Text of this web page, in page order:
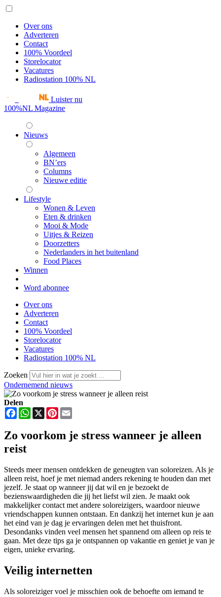
Over ons
Adverteren
Contact
100% Voordeel
Storelocator
Vacatures
Radiostation 100% NL
Luister nu
100%NL Magazine
Nieuws
Algemeen
BN’ers
Columns
Nieuwe editie
Lifestyle
Wonen & Leven
Eten & drinken
Mooi & Mode
Uitjes & Reizen
Doorzetters
Nederlanders in het buitenland
Food Places
Winnen
Word abonnee
Over ons
Adverteren
Contact
100% Voordeel
Storelocator
Vacatures
Radiostation 100% NL
Zoeken
Ondernemend nieuws
Delen
FacebookWhatsApp
X Pinterest
Zo voorkom je stress wanneer je alleen
reist
Steeds meer mensen ontdekken de geneugten van soloreizen. Als je
alleen reist, hoef je met niemad anders rekening te houden dan met
jezelf. Je staat op wanneer jij dat wil en je bezoekt de
bezienswaardigheden die jij het liefst wil zien. Je maakt ook
makkelijker contact met andere soloreizigers, waardoor nieuwe
vriendschappen kunnen ontstaan. En dankzij het internet kun je aan
het eind van je dag je ervaringen delen met het thuisfront.
Desondanks vinden veel mensen het spannend om alleen op reis te
gaan. Met deze tips ga je ontspannen op vakantie en geniet je van je
eigen, unieke ervaring.
Veilig internetten
Als soloreiziger voel je misschien ook de behoefte om iemand te